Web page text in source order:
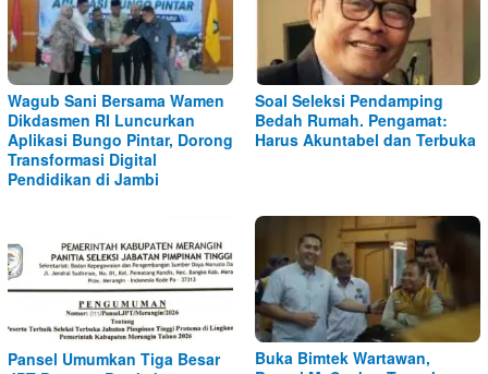
Wagub Sani Bersama Wamen
Dikdasmen RI Luncurkan
Aplikasi Bungo Pintar, Dorong
Transformasi Digital
Pendidikan di Jambi
Soal Seleksi Pendamping
Bedah Rumah. Pengamat:
Harus Akuntabel dan Terbuka
Pansel Umumkan Tiga Besar
Buka Bimtek Wartawan,